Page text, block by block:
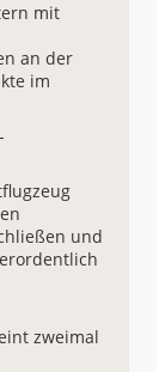
mit
an der
im
und
zweimal